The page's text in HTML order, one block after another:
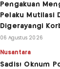
Pengakuan
Pelaku Mutilasi
Digerayangi
06 Agustus 2026
Nusantara
Sadis! Oknum